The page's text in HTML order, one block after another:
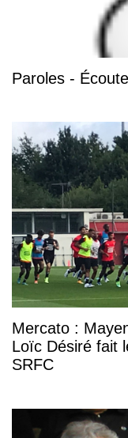
Paroles -
Mercato :
Loïc Désiré fait
SRFC